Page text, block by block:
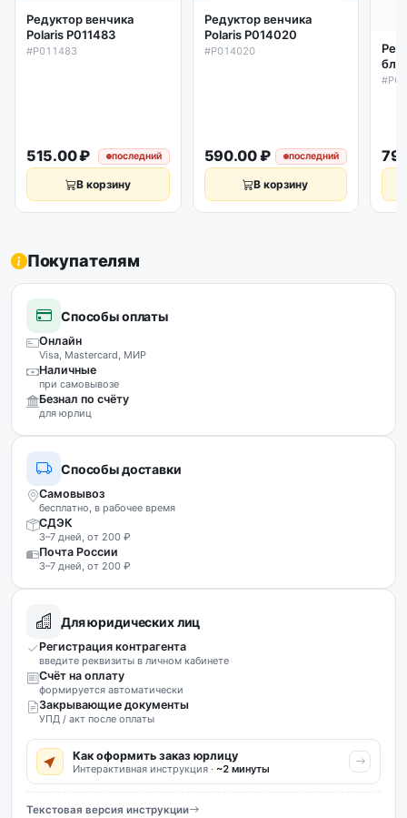
Редуктор венчика
Polaris P011483
#P011483
515.00 ₽ последний
В корзину
Редуктор венчика
Polaris P014020
#P014020
590.00 ₽ последний
В корзину
Покупателям
Способы оплаты
Онлайн
Visa, Mastercard, МИР
Наличные
при самовывозе
Безнал по счёту
для юрлиц
Способы доставки
Самовывоз
бесплатно, в рабочее время
СДЭК
3–7 дней, от 200 ₽
Почта России
3–7 дней, от 200 ₽
Для юридических лиц
Регистрация контрагента
введите реквизиты в личном кабинете
Счёт на оплату
формируется автоматически
Закрывающие документы
УПД / акт после оплаты
Как оформить заказ юрлицу
Интерактивная инструкция · ~2 минуты
Текстовая версия инструкции